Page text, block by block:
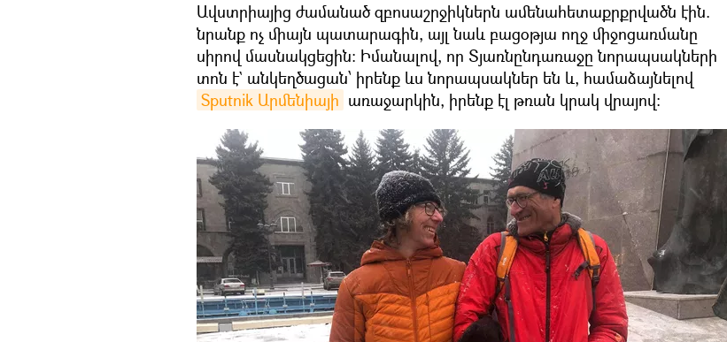
Ավստրիայից ժամանած զբոսաշրջիկներն ամենահետաքրքրվածն էին.
նրանք ոչ միայն պատարագին, այլ նաև բացօթյա ողջ միջոցառմանը
սիրով մասնակցեցին: Իմանալով, որ Տյառնընդառաջը նորապսակների
տոն է` անկեղծացան՝ իրենք ևս նորապսակներ են և, համաձայնելով
Sputnik Արմենիայի առաջարկին, իրենք էլ թռան կրակ վրայով: